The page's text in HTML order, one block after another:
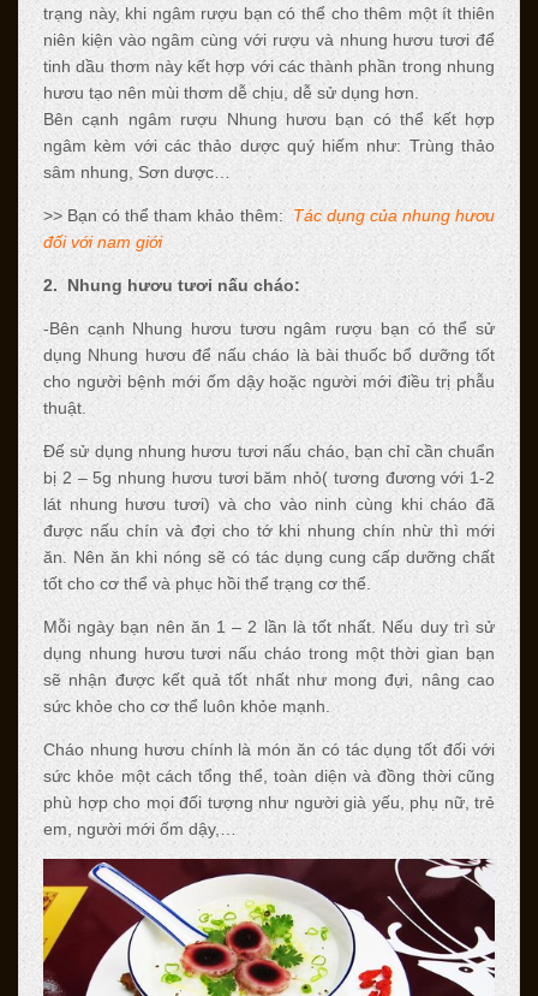
trạng này, khi ngâm rượu bạn có thể cho thêm một ít thiên
niên kiện vào ngâm cùng với rượu và nhung hươu tươi để
tinh dầu thơm này kết hợp với các thành phần trong nhung
hươu tạo nên mùi thơm dễ chịu, dễ sử dụng hơn.
Bên cạnh ngâm rượu Nhung hươu bạn có thể kết hợp
ngâm kèm với các thảo dược quý hiếm như: Trùng thảo
sâm nhung, Sơn dược…
>> Bạn có thể tham khảo thêm: Tác dụng của nhung hươu
đối với nam giới
2. Nhung hươu tươi nấu cháo:
-Bên cạnh Nhung hươu tươu ngâm rượu bạn có thể sử
dụng Nhung hươu để nấu cháo là bài thuốc bổ dưỡng tốt
cho người bệnh mới ốm dậy hoặc người mới điều trị phẫu
thuật.
Để sử dụng nhung hươu tươi nấu cháo, bạn chỉ cần chuẩn
bị 2 – 5g nhung hươu tươi băm nhỏ( tương đương với 1-2
lát nhung hươu tươi) và cho vào ninh cùng khi cháo đã
được nấu chín và đợi cho tớ khi nhung chín nhừ thì mới
ăn. Nên ăn khi nóng sẽ có tác dụng cung cấp dưỡng chất
tốt cho cơ thể và phục hồi thể trạng cơ thể.
Mỗi ngày bạn nên ăn 1 – 2 lần là tốt nhất. Nếu duy trì sử
dụng nhung hươu tươi nấu cháo trong một thời gian bạn
sẽ nhận được kết quả tốt nhất như mong đựi, nâng cao
sức khỏe cho cơ thể luôn khỏe mạnh.
Cháo nhung hươu chính là món ăn có tác dụng tốt đối với
sức khỏe một cách tổng thể, toàn diện và đồng thời cũng
phù hợp cho mọi đối tượng như người già yếu, phụ nữ, trẻ
em, người mới ốm dậy,…